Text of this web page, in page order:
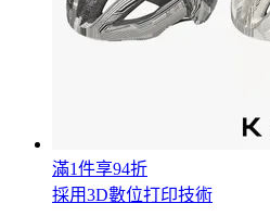
滿1件享94折
採用3D數位打印技術